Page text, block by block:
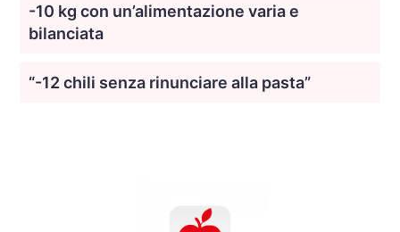
-10 kg con un’alimentazione varia e
bilanciata
“-12 chili senza rinunciare alla pasta”